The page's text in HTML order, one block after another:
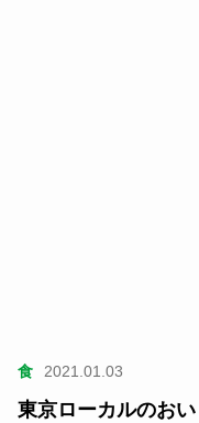
食 2021.01.03
東京ローカルのお